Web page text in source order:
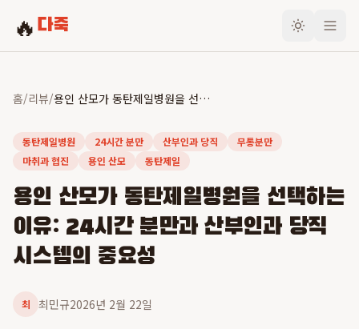
🔥 다죽
홈/리뷰/ 용인 산모가 동탄제일병원을 선택하는 이유: 24시간 분만과 산부인과 당직 시스템의 중요성
동탄제일병원 24시간 분만 산부인과 당직
무통분만
마취과 협진
용인 산모 동탄제일
용인 산모가 동탄제일병원을 선택하는
이유: 24시간 분만과 산부인과 당직
시스템의 중요성
최 최민규2026년 2월 22일